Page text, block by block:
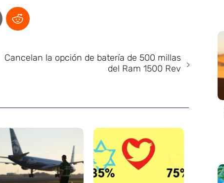
Cancelan la opción de batería de 500 millas
del Ram 1500 Rev